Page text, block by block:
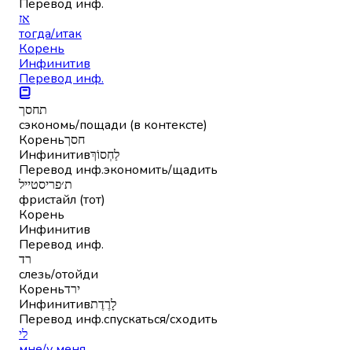
Перевод инф.
אז
тогда/итак
Корень
Инфинитив
Перевод инф.
תחסך
сэкономь/пощади (в контексте)
Кореньחסך
Инфинитивלַחְסוֹךְ
Перевод инф.экономить/щадить
ת׳פריסטייל
фристайл (тот)
Корень
Инфинитив
Перевод инф.
רד
слезь/отойди
Кореньירד
Инфинитивלָרֶדֶת
Перевод инф.спускаться/сходить
לי